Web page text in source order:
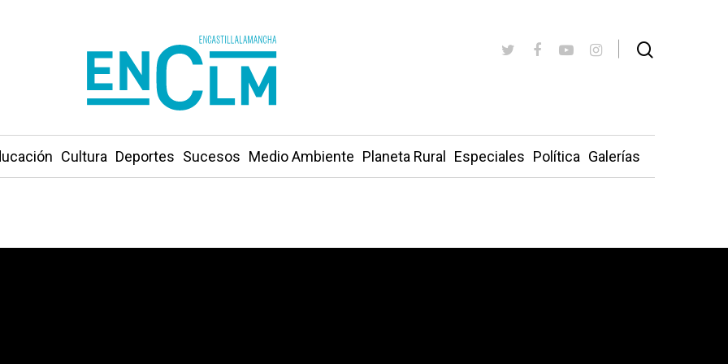
Cultura Deportes Sucesos Medio Ambiente Planeta Rural Especiales Política Galerías